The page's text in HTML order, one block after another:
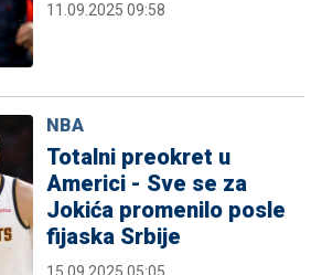
11.09.2025 09:58
NBA
Totalni preokret u
Americi - Sve se za
Jokića promenilo posle
fijaska Srbije